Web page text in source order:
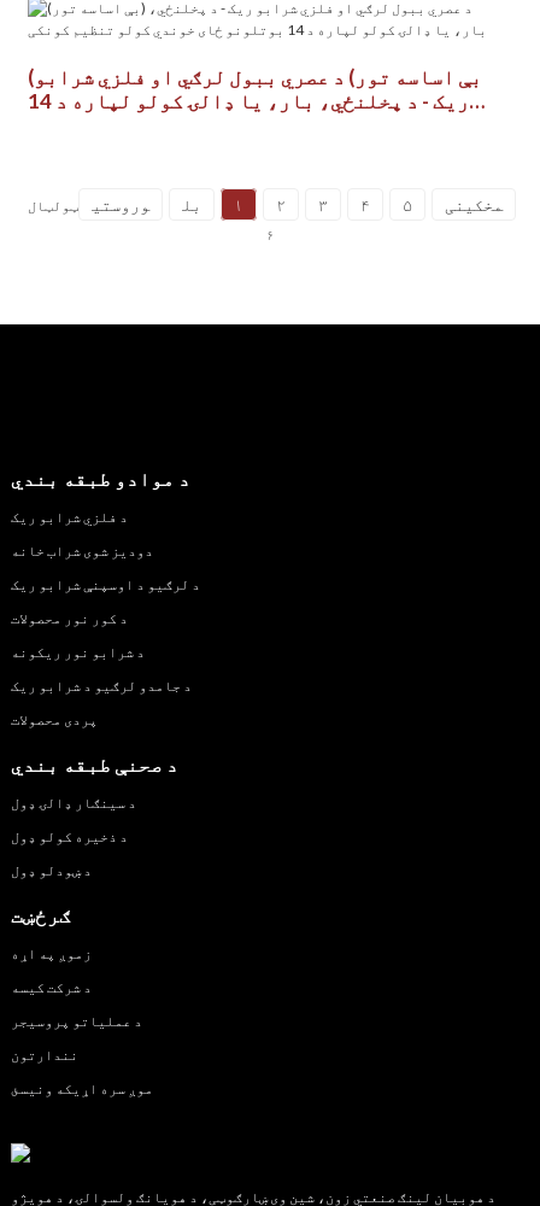
(بې اساسه تور) د عصري ببول لرګي او فلزي شرابو
ریک - د پخلنځي، بار، یا ډالۍ کولو لپاره د 14
مخکینی ۱ ۲ ۳ ۴ ۵ بل وروستی
ټولټال
۶
د موادو طبقه بندي
د فلزي شرابو ریک
دودیز شوی شراب خانه
د لرګیو د اوسپنې شرابو ریک
د کور نور محصولات
د شرابو نور ریکونه
د جامدو لرګیو د شرابو ریک
پردی محصولات
د صحنې طبقه بندي
د سينګار ډالۍ ډول
د ذخیره کولو ډول
د ښودلو ډول
ګرځښت
زموږ په اړه
د شرکت کیسه
د عملیاتو پروسیجر
نندارتون
موږ سره اړیکه ونیسئ
د هوبیان لینګ صنعتي زون، شین وی ښارګوټی، د هویانګ ولسوالۍ، د هویژو